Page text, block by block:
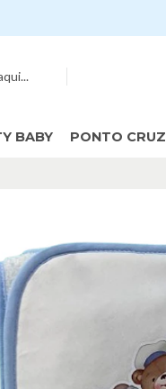
BABY PONTO CRUZ